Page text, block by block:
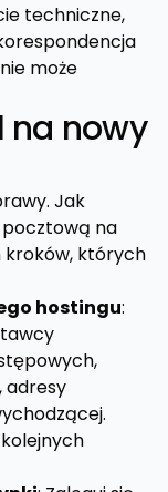
techniczne,
może
na nowy
Jak
pocztową na
kroków, których
hostingu:
adresy